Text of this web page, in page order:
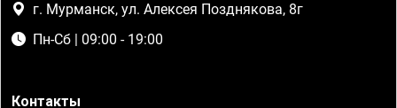
г. Мурманск, ул. Алексея Позднякова, 8г
Пн-Сб | 09:00 - 19:00
Контакты